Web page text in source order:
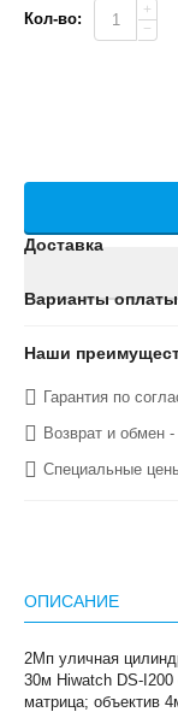
Кол-во:
+
−
Доставка
Варианты оплаты
Наши
Гарантия по
Возврат и обмен
Специальные
ОПИСАНИЕ
2Мп уличная
30м Hiwatch DS-
матрица; объектив